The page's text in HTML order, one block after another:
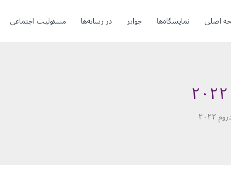
اصلی نمایشگاه‌ها جوایز در رسانه‌ها مسئولیت اجتماعی